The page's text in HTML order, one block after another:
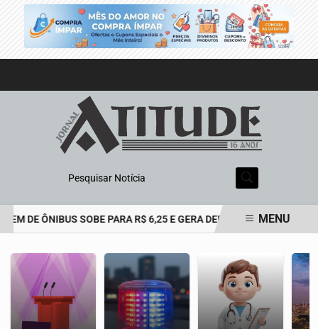
Pesquisar Notícia
DE ÔNIBUS SOBE PARA R$ 6,25 E GERA DEBATE EM BAURU
MENU